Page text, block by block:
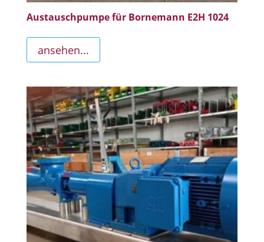
Austauschpumpe für Bornemann E2H 1024
ansehen...